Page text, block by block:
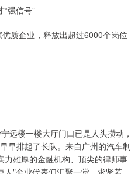
强信号”
质企业，释放出超过6000个岗位
远楼一楼大厅门口已是人头攒动，
早排起了长队。来自广州的汽车制
雄厚的金融机构、顶尖的律师事